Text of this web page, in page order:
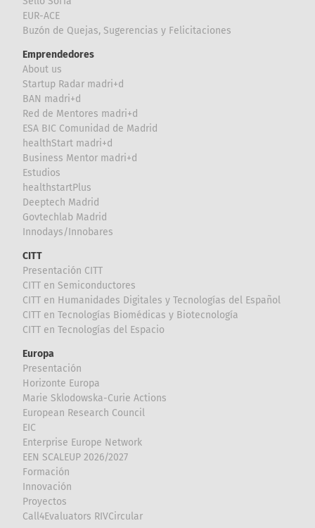
EUR-ACE
Buzón de Quejas, Sugerencias y Felicitaciones
Emprendedores
About us
Startup Radar madri+d
BAN madri+d
Red de Mentores madri+d
ESA BIC Comunidad de Madrid
healthStart madri+d
Business Mentor madri+d
Estudios
healthstartPlus
Deeptech Madrid
Govtechlab Madrid
Innodays/Innobares
CITT
Presentación CITT
CITT en Semiconductores
CITT en Humanidades Digitales y Tecnologías del Español
CITT en Tecnologías Biomédicas y Biotecnología
CITT en Tecnologías del Espacio
Europa
Presentación
Horizonte Europa
Marie Sklodowska-Curie Actions
European Research Council
EIC
Enterprise Europe Network
EEN SCALEUP 2026/2027
Formación
Innovación
Proyectos
Call4Evaluators RIVCircular